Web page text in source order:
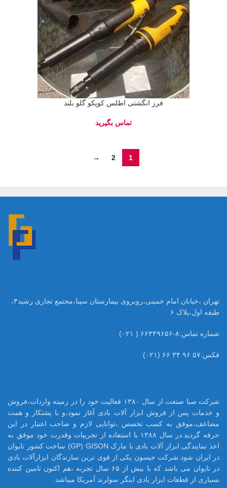
فرز انگشتی اطلس کوپکو گلو بلند
1
2
→
تهران ،خیابان امام خمینی،روبروی بیمارستان سینا،مجتمع تجاری رشید۳،
طبقه اول،پلاک ۶
شماره تماس:۸-۶۶۳۴۹۶۵۶ ( ۰۲۱)
فکس:۵۷ ۹۶ ۳۴ ۶۶ (۰۲۱)
شرکت صبا صنعت از سال ۱۳۸۰ فعالیت خود را در زمینه واردات،فروش
و خدمات پس از فروش ابزار آلات بادی آغاز نمود،و با پشتکار و همت
مضاعف،موفق به کسب تخصص ،توانایی لازم و صاحب اعتبار در این
حرفه گردید.در سال ۱۳۸۸ با استفاده از تجربیات وقدرت خود موفق به
اخذ نمایندگی ابزار آلات بادی با مارک GP) GISON) ساخت کشور تایوان
در ایران شود.شرکت جیسون یکی از قوی ترین سازندگان ابزارآلات بادی
در تایوان می باشد که با بیش از ۶۵ سال تجربه ،هم اکنون تامین کننده
بسیاری از قطعات ابزار بادی اینگر سولرند آمریکا میباشد.